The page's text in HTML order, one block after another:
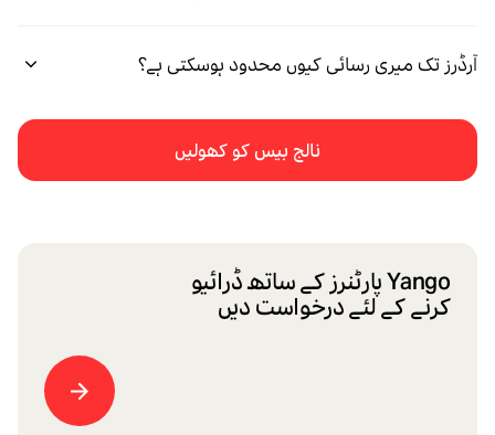
آرڈرز تک میری رسائی کیوں محدود ہوسکتی ہے؟
نالج بیس کو کھولیں
Yango پارٹنرز کے ساتھ ڈرائیو
کرنے کے لئے درخواست دیں